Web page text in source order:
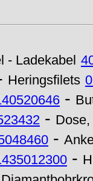
- Ladekabel
Heringsfilets
-
-
-
-